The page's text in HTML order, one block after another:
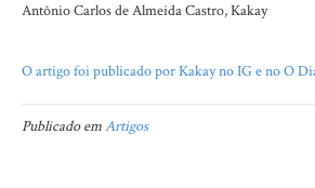
Antônio Carlos de Almeida Castro, Kakay
O artigo foi publicado por Kakay no IG e no O
Publicado emArtigos